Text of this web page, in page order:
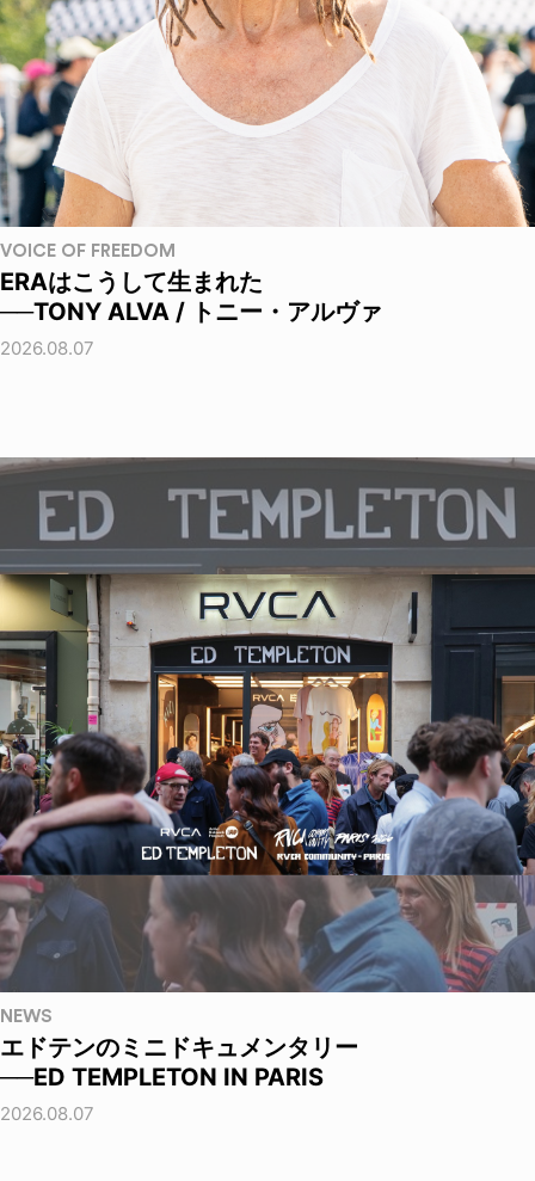
VOICE OF FREEDOM
ERAはこうして生まれた
──TONY ALVA / トニー・アルヴァ
2026.08.07
NEWS
エドテンのミニドキュメンタリー
──ED TEMPLETON IN PARIS
2026.08.07